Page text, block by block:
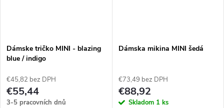
Dámske tričko MINI - blazing
blue / indigo
€45,82 bez DPH
€55,44
3-5 pracovních dnů
Dámska mikina MINI šedá
€73,49 bez DPH
€88,92
Skladom 1 ks